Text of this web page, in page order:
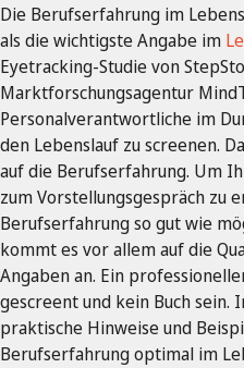
Die Berufserfahrung im
als die wichtigste Angabe im
Eyetracking-Studie von
Marktforschungsagentur
Personalverantwortliche im
den Lebenslauf zu screenen.
auf die Berufserfahrung. Um
zum Vorstellungsgespräch zu
Berufserfahrung so gut wie
kommt es vor allem auf die
Angaben an. Ein
gescreent und kein Buch sein.
praktische Hinweise und
Berufserfahrung optimal im